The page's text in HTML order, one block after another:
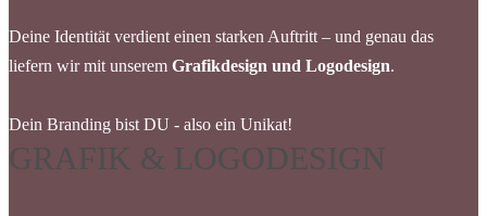
Deine Identität verdient einen starken Auftritt – und genau das
liefern wir mit unserem Grafikdesign und Logodesign.
Dein Branding bist DU - also ein Unikat!
GRAFIK & LOGODESIGN